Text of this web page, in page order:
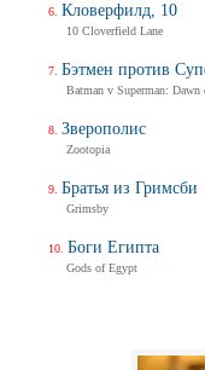
Кловерфилд, 10
10 Cloverfield Lane
Бэтмен против
Batman v Superman: Dawn
Зверополис
Zootopia
Братья из Гримсби
Grimsby
Боги Египта
Gods of Egypt